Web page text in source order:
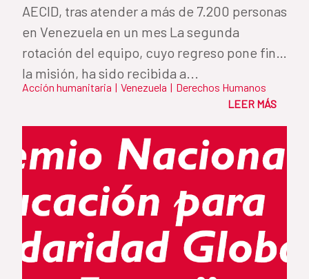
AECID, tras atender a más de 7.200 personas
en Venezuela en un mes La segunda
rotación del equipo, cuyo regreso pone fin a
la misión, ha sido recibida a...
Acción humanitaria | Venezuela | Derechos Humanos
LEER MÁS